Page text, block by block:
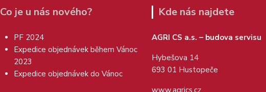
Co je u nás nového?
PF 2024
Expedice objednávek během Vánoc
2023
Expedice objednávek do Vánoc
Kde nás najdete
AGRI CS a.s. – budova servisu
Hybešova 14
693 01 Hustopeče
www.agrics.cz